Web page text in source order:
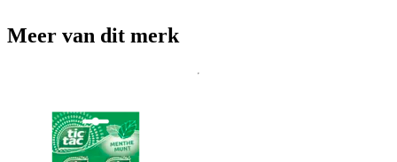
Meer van dit merk